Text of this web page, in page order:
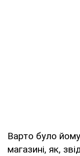
Варто було
магазині, як,